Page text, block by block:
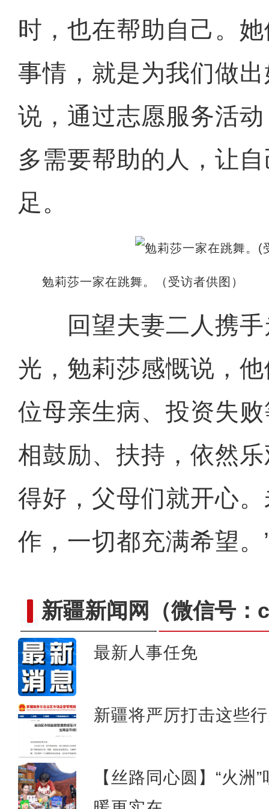
时，也在帮助自己。
事情，就是为我们做
说，通过志愿服务活
多需要帮助的人，让
足。
勉莉莎一家在跳舞。（受访者供图）
回望夫妻二人携手
光，勉莉莎感慨说，
位母亲生病、投资失
相鼓励、扶持，依然
得好，父母们就开心
作，一切都充满希望。
新疆新闻网 （微信号
最新人事任免
新疆将严厉打击这些
【丝路同心圆】“火洲